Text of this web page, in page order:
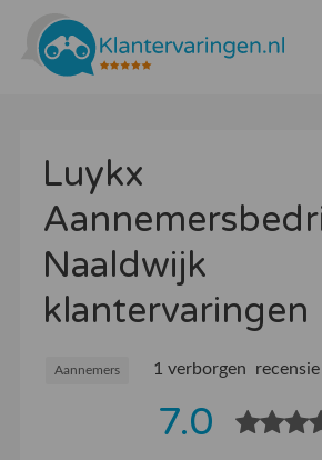
Tarieven
Bedrijven
Over ons
Blogs
Contact
Bedrijf aanmelden
Luykx
Naaldwijk
klantervaringen
Aannemers 1 verborgen recensie
7.0